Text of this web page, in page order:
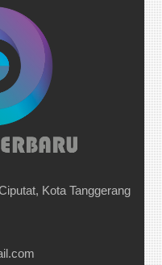
Kota Tanggerang